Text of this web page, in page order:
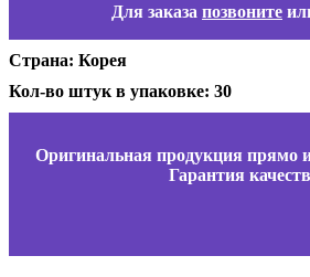
Для заказа позвоните
Страна: Корея
Кол-во штук в упаковке: 30
Оригинальная продукция
Гарантия